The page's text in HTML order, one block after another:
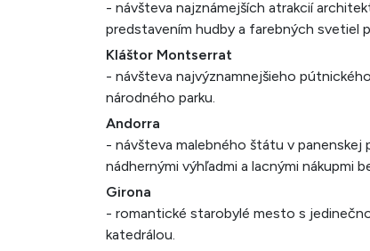
- návšteva najznámejších atrakcií
predstavením hudby a farebných svetiel
Kláštor Montserrat
- návšteva najvýznamnejšieho
národného parku.
Andorra
- návšteva malebného štátu v panenskej
nádhernými výhľadmi a lacnými nákupmi
Girona
- romantické starobylé mesto s
katedrálou.